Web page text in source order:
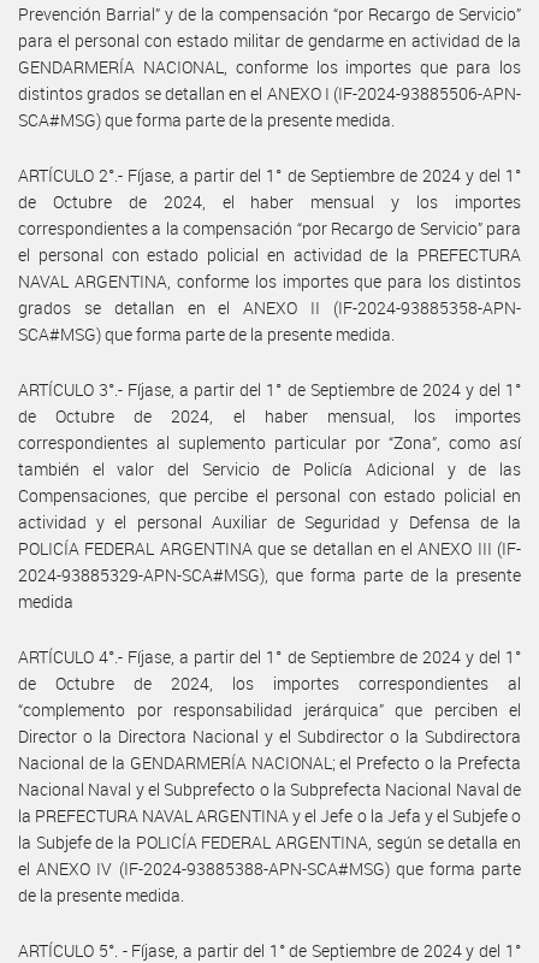
Prevención Barrial” y de la compensación “por Recargo de Servicio”
para el personal con estado militar de gendarme en actividad de la
GENDARMERÍA NACIONAL, conforme los importes que para los
distintos grados se detallan en el ANEXO I (IF-2024-93885506-APN-
SCA#MSG) que forma parte de la presente medida.
ARTÍCULO 2°.- Fíjase, a partir del 1° de Septiembre de 2024 y del 1°
de Octubre de 2024, el haber mensual y los importes
correspondientes a la compensación “por Recargo de Servicio” para
el personal con estado policial en actividad de la PREFECTURA
NAVAL ARGENTINA, conforme los importes que para los distintos
grados se detallan en el ANEXO II (IF-2024-93885358-APN-
SCA#MSG) que forma parte de la presente medida.
ARTÍCULO 3°.- Fíjase, a partir del 1° de Septiembre de 2024 y del 1°
de Octubre de 2024, el haber mensual, los importes
correspondientes al suplemento particular por “Zona”, como así
también el valor del Servicio de Policía Adicional y de las
Compensaciones, que percibe el personal con estado policial en
actividad y el personal Auxiliar de Seguridad y Defensa de la
POLICÍA FEDERAL ARGENTINA que se detallan en el ANEXO III (IF-
2024-93885329-APN-SCA#MSG), que forma parte de la presente
medida
ARTÍCULO 4°.- Fíjase, a partir del 1° de Septiembre de 2024 y del 1°
de Octubre de 2024, los importes correspondientes al
“complemento por responsabilidad jerárquica” que perciben el
Director o la Directora Nacional y el Subdirector o la Subdirectora
Nacional de la GENDARMERÍA NACIONAL; el Prefecto o la Prefecta
Nacional Naval y el Subprefecto o la Subprefecta Nacional Naval de
la PREFECTURA NAVAL ARGENTINA y el Jefe o la Jefa y el Subjefe o
la Subjefe de la POLICÍA FEDERAL ARGENTINA, según se detalla en
el ANEXO IV (IF-2024-93885388-APN-SCA#MSG) que forma parte
de la presente medida.
ARTÍCULO 5°. - Fíjase, a partir del 1° de Septiembre de 2024 y del 1°